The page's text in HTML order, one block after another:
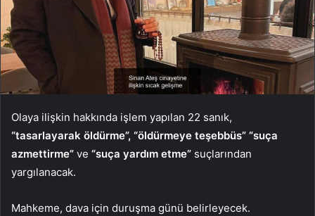
Olaya ilişkin hakkında işlem yapılan 22 sanık,
“tasarlayarak öldürme”, “öldürmeye teşebbüs” “suça
azmettirme” ve “suça yardım etme” suçlarından
yargılanacak.
Mahkeme, dava için duruşma günü belirleyecek.